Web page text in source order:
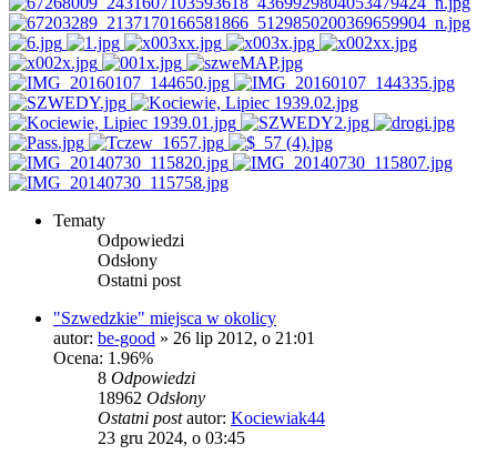
Tematy
Odpowiedzi
Odsłony
Ostatni post
"Szwedzkie" miejsca w okolicy
autor: be-good » 26 lip 2012, o 21:01
Ocena: 1.96%
8 Odpowiedzi
18962 Odsłony
Ostatni postautor: Kociewiak44
23 gru 2024, o 03:45